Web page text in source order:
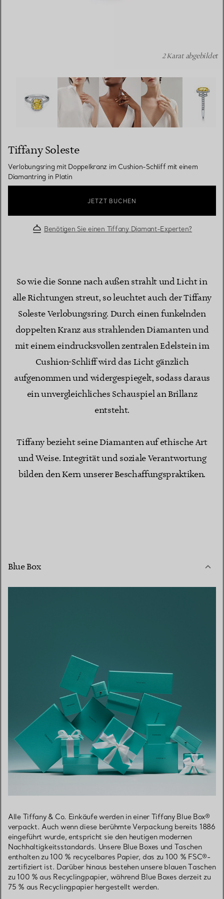
Tiffany Soleste: Verlobungsring mit Doppelkranz im
2 Karat abgebildet
Tiffany Soleste
Verlobungsring mit Doppelkranz im Cushion-Schliff mit einem
Diamantring in Platin
JETZT BUCHEN
Benötigen Sie einen Tiffany Diamant-Experten?
So wie die Sonne nach außen strahlt und Licht in
alle Richtungen streut, so leuchtet auch der Tiffany
Soleste Verlobungsring. Durch einen funkelnden
doppelten Kranz aus strahlenden Diamanten und
mit einem eindrucksvollen zentralen Edelstein im
Cushion-Schliff wird das Licht gänzlich
aufgenommen und widergespiegelt, sodass daraus
ein unvergleichliches Schauspiel an Brillanz
entsteht.
Tiffany bezieht seine Diamanten auf ethische Art
und Weise. Integrität und soziale Verantwortung
bilden den Kern unserer Beschaffungspraktiken.
Blue Box
Alle Tiffany & Co. Einkäufe werden in einer Tiffany Blue Box®
verpackt. Auch wenn diese berühmte Verpackung bereits 1886
eingeführt wurde, entspricht sie den heutigen modernen
Nachhaltigkeitsstandards. Unsere Blue Boxes und Taschen
enthalten zu 100 % recycelbares Papier, das zu 100 % FSC®-
zertifiziert ist. Darüber hinaus bestehen unsere blauen Taschen
zu 100 % aus Recyclingpapier, während Blue Boxes derzeit zu
75 % aus Recyclingpapier hergestellt werden.